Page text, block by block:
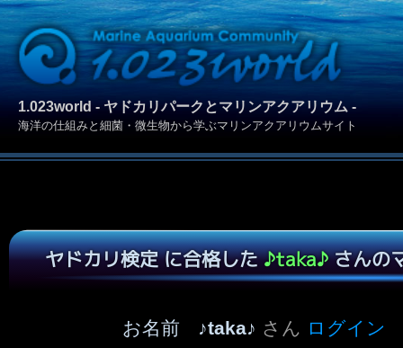
1.023world - ヤドカリパークとマリンアクアリウム -
海洋の仕組みと細菌・微生物から学ぶマリンアクアリウムサイト
ヤドカリ検定 に合格した♪taka♪さんの
お名前 ♪taka♪ さん ログイン